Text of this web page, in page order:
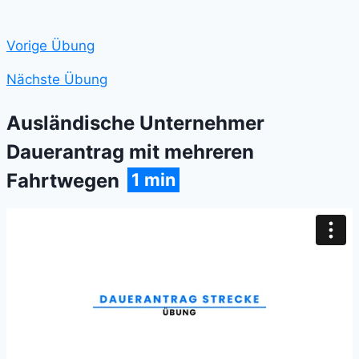
Vorige Übung
Nächste Übung
Ausländische Unternehmer
Dauerantrag mit mehreren
Fahrtwegen
1 min